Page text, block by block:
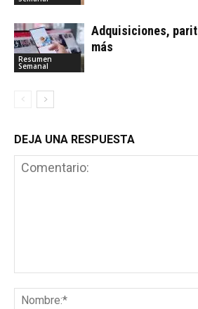
Resumen
Semanal
Adquisiciones,
más
DEJA UNA RESPUESTA